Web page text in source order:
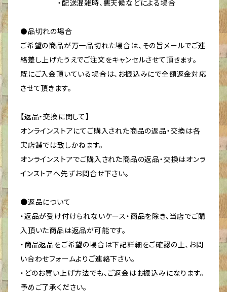
・配送混雑時、悪天候などによる場合
⚫品切れの場合
ご希望の商品が万一品切れた場合は、その旨メールでご連
絡差し上げたうえでご注文をキャンセルさせて頂きます。
既にご入金頂いている場合は、お振込みにで全額返金対応
させて頂きます。
【返品・交換に関して】
オンラインストアにてご購入された商品の返品・交換は各
実店舗では致しかねます。
オンラインストアでご購入された商品の返品・交換はオンラ
インストアへ先ずお問合せ下さい。
●返品について
・返品が受け付けられないケース・商品を除き、当店でご購
入頂いた商品は返品が可能です。
・商品返品をご希望の場合は下記詳細をご確認の上、お問
い合わせフォームよりご連絡下さい。
・どのお買い上げ方法でも、ご返金はお振込みになります。
予めご了承ください。